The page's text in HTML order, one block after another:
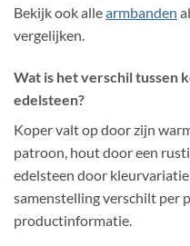
Bekijk ook allearmbanden
vergelijken.
Wat is het verschil tussen
edelsteen?
Koper valt op door zijn
patroon, hout door een
edelsteen door
samenstelling verschilt per
productinformatie.